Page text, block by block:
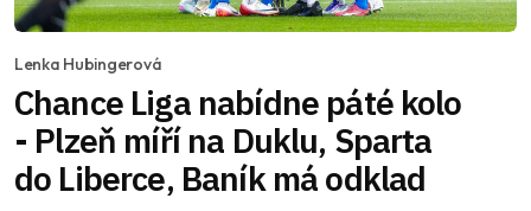
Lenka Hubingerová
Chance Liga nabídne páté kolo
- Plzeň míří na Duklu, Sparta
do Liberce, Baník má odklad